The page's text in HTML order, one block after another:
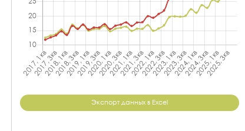
Экспорт данных в Excel